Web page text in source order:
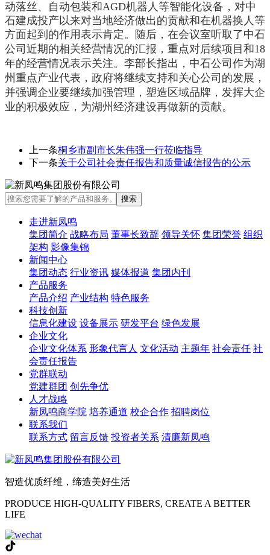
动落丝、自动包装和AGD机器人等智能化设备， 对中
石建成投产以来对当地经济做出的贡献和在机器换人等
方面起到的作用表示肯定。随后，在会议室听取了中石
公司近期的相关经营情况的汇报， 重点对后续项目和18
年的经营情况表示关注。李部长指出，中石公司作为湖
州重点产业代表，政府将继续支持和关心公司的发展，
并强调企业要继续加强管理，塑造区域品牌，发挥大企
业的积极效应，为湖州经济建设再做新的贡献。
上一条桐乡市副市长朱伟强一行莅临指导
下一条关于公司社会责任报告和质量诚信报告的公示
走进新凤鸣
集团简介 战略布局 董事长致辞 领导关怀 集团荣誉 组织
架构 影像集锦
新闻中心
集团动态 行业资讯 媒体报道 集团内刊
产品服务
产品介绍 产业结构 特色服务
科技创新
信息化建设 设备展示 研发平台 绿色发展
企业文化
企业文化体系 形象代言人 文化活动 主题年 社会责任 社
会责任报告
党群联动
党建群团 创先争优
人才战略
新凤鸣商学院 培养通道 校企合作 招聘岗位
联系我们
联系方式 留言反馈 投资者关系 清廉新凤鸣
智造优质纤维，缔造美好生活
PRODUCE HIGH-QUALITY FIBERS, CREATE A BETTER
LIFE